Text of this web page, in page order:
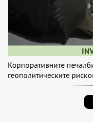
Корпоративните
геополитическите